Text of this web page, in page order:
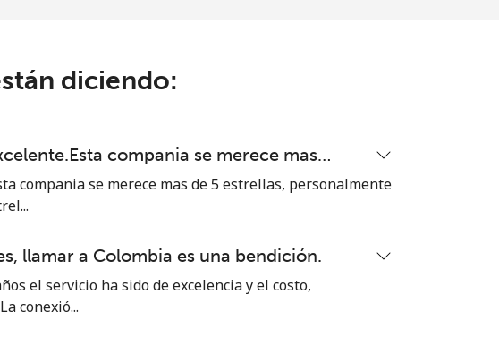
⁦$5⁩ diciendo:
compania se merece mas…
compania se merece mas de 5 estrellas, personalmente
llamar a Colombia es una bendición.
el servicio ha sido de excelencia y el costo,
conexió...